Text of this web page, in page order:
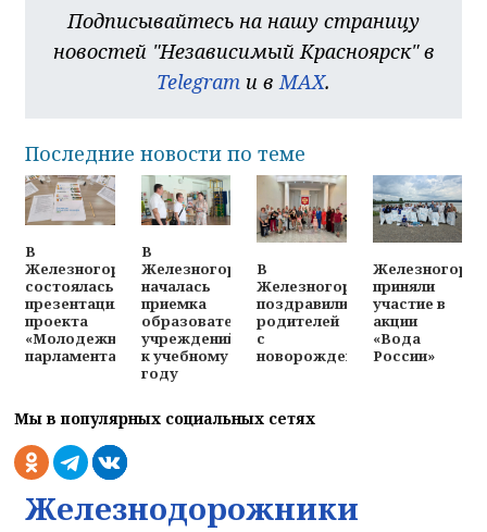
Подписывайтесь на нашу страницу
новостей "Независимый Красноярск" в
Telegram и вMAX.
Последние новости по теме
В
Железногорске
состоялась
презентация
проекта
«Молодежного
парламента»
В
Железногорске
началась
приемка
образовательных
учреждений
к учебному
году
В
Железногорске
поздравили
родителей
с
новорожденными
приняли
участие в
акции
«Вода
России»
Мы в популярных социальных сетях
Железнодорожники